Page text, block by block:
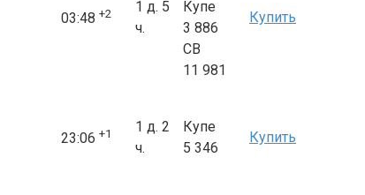
03:48 +2
1 д. 5
ч.
Купе
3 886
СВ
11 981
Купить
23:06 +1
1 д. 2
ч.
Купе
5 346
Купить